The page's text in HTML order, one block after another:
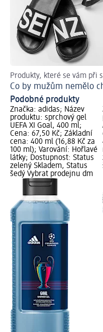
Produkty, které se vám při
Co by mužům nemělo
Podobné produkty
Značka: adidas; Název
produktu: sprchový gel
UEFA XI Goal, 400 ml;
Cena: 67,50 Kč; Základní
cena: 400 ml (16,88 Kč za
100 ml); Varování: Hořlavé
látky; Dostupnost: Status
zelený Skladem, Status
šedý Vybrat prodejnu dm